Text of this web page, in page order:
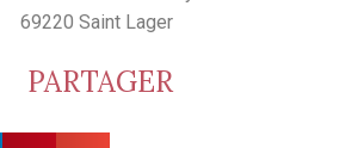
69220 Saint Lager
PARTAGER